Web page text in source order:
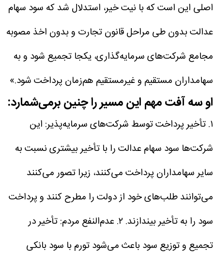
اصلی این است که با نیت خیر، استدلال شد که سود سهام
عدالت بدون طی مراحل قانون تجارت و بدون اخذ مصوبه
مجامع شرکت‌های سرمایه‌گذاری، یکجا تجمیع شود و به
سهامداران مستقیم و غیرمستقیم هم‌زمان پرداخت شود.»
او سه آفت مهم این مسیر را چنین برمی‌شمارد:
۱. تأخیر پرداخت توسط شرکت‌های سرمایه‌پذیر: این
شرکت‌ها سود سهام عدالت را با تأخیر بیشتری نسبت به
سایر سهامداران پرداخت می‌کنند، زیرا تصور می‌کنند
می‌توانند طلب‌های خود از دولت را مطرح کنند و پرداخت
سود را به تأخیر بیندازند. ۲. عدم‌النفع مردم: تأخیر در
تجمیع و توزیع سود باعث می‌شود تورم با سود بانکی